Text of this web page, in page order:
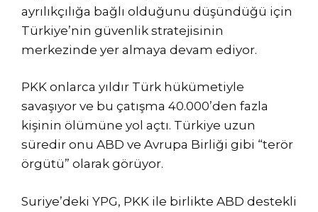
ayrılıkçılığa bağlı olduğunu düşündüğü için
Türkiye’nin güvenlik stratejisinin
merkezinde yer almaya devam ediyor.
PKK onlarca yıldır Türk hükümetiyle
savaşıyor ve bu çatışma 40.000’den fazla
kişinin ölümüne yol açtı. Türkiye uzun
süredir onu ABD ve Avrupa Birliği gibi “terör
örgütü” olarak görüyor.
Suriye’deki YPG, PKK ile birlikte ABD destekli